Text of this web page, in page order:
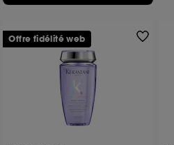
Offre fidélité web